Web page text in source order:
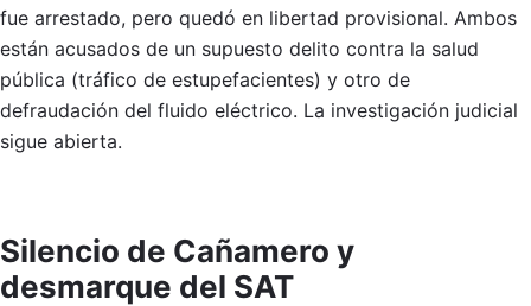
fue arrestado, pero quedó en libertad provisional. Ambos
están acusados de un supuesto delito contra la salud
pública (tráfico de estupefacientes) y otro de
defraudación del fluido eléctrico. La investigación judicial
sigue abierta.
Silencio de Cañamero y
desmarque del SAT